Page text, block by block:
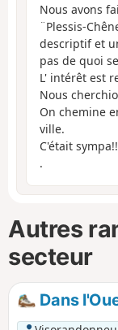
Nous avons
¨Plessis-
descriptif et
pas de quoi
L' intérêt est
Nous
On chemine
ville.
C'était
.
Autres
secteur
Dans